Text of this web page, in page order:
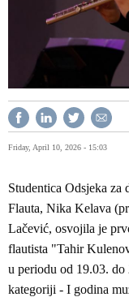
Friday, April 10, 2026 - 15:03
Studentica Odsjeka za
Flauta, Nika Kelava
Lačević, osvojila je
flautista "Tahir
u periodu od 19.03.
kategoriji - I godina